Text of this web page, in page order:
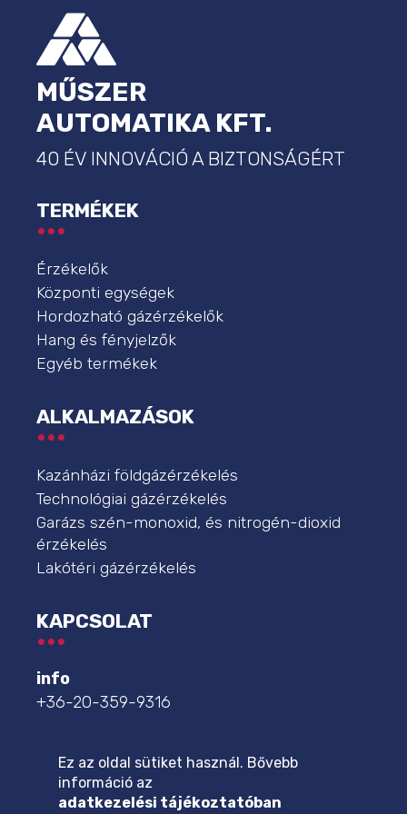
Ez az oldal sütiket használ. Bővebb
információ az
adatkezelési tájékoztatóban
MŰSZER
AUTOMATIKA KFT.
40 ÉV INNOVÁCIÓ A BIZTONSÁGÉRT
TERMÉKEK
Érzékelők
Központi egységek
Hordozható gázérzékelők
Hang és fényjelzők
Egyéb termékek
ALKALMAZÁSOK
Kazánházi földgázérzékelés
Technológiai gázérzékelés
Garázs szén-monoxid, és nitrogén-dioxid
érzékelés
Lakótéri gázérzékelés
KAPCSOLAT
info
+36-20-359-9316
+36-20-359-9332
további elérhetőségek